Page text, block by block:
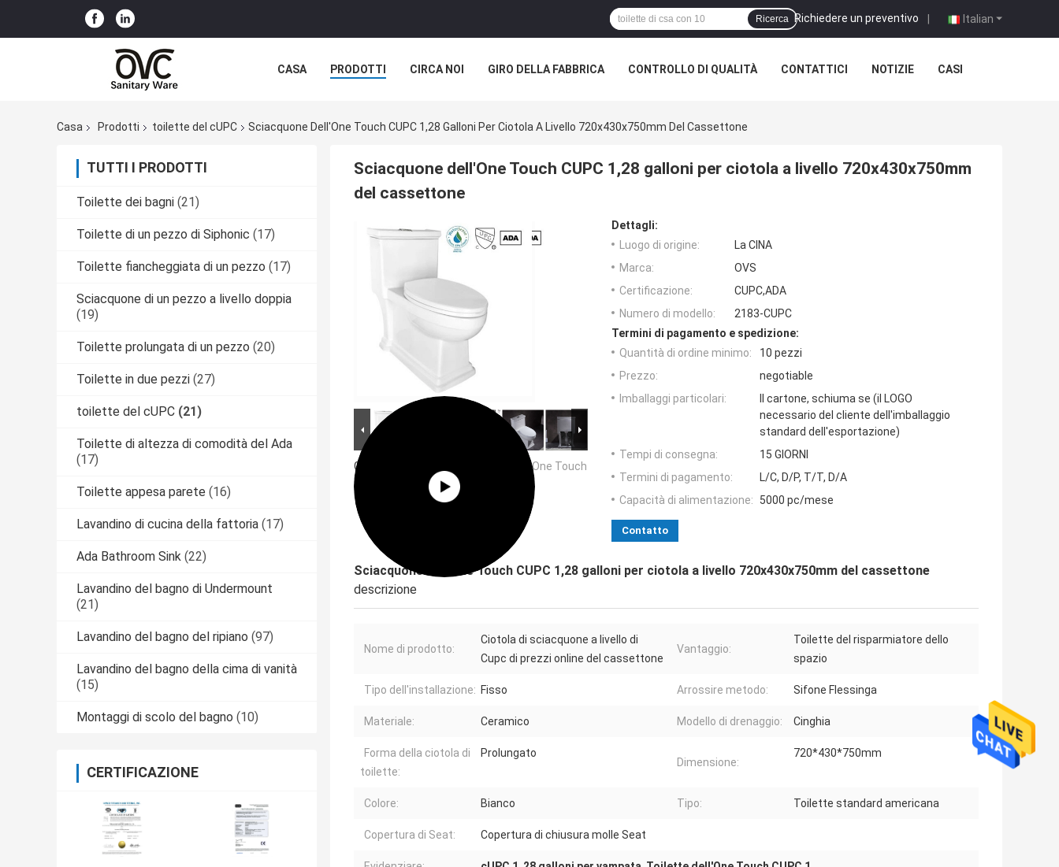
Italian
Richiedere un preventivo |
Ricerca
CASA PRODOTTI CIRCA NOI GIRO DELLA FABBRICA CONTROLLO DI QUALITÀ CONTATTICI NOTIZIE CASI
Casa Prodotti toilette del cUPC Sciacquone Dell'One Touch CUPC 1,28 Galloni Per Ciotola A Livello 720x430x750mm Del Cassettone
TUTTI I PRODOTTI
Toilette dei bagni (21)
Toilette di un pezzo di Siphonic (17)
Toilette fiancheggiata di un pezzo (17)
Sciacquone di un pezzo a livello doppia
(19)
Toilette prolungata di un pezzo (20)
Toilette in due pezzi (27)
toilette del cUPC (21)
Toilette di altezza di comodità del Ada
(17)
Toilette appesa parete (16)
Lavandino di cucina della fattoria (17)
Ada Bathroom Sink (22)
Lavandino del bagno di Undermount
(21)
Lavandino del bagno del ripiano (97)
Lavandino del bagno della cima di vanità
(15)
Montaggi di scolo del bagno (10)
CERTIFICAZIONE
Sciacquone dell'One Touch CUPC 1,28 galloni per ciotola a livello 720x430x750mm
del cassettone
Grande immagine :
Sciacquone dell'One Touch
CUPC 1,28 galloni per ciotola a livello
720x430x750mm del cassettone
Dettagli:
Luogo di origine:
La CINA
Marca:
OVS
Certificazione:
CUPC,ADA
Numero di modello:
2183-CUPC
Termini di pagamento e spedizione:
Quantità di ordine minimo:
10 pezzi
Prezzo:
negotiable
Imballaggi particolari:
Il cartone, schiuma se (il LOGO
necessario del cliente dell'imballaggio
standard dell'esportazione)
Tempi di consegna:
15 GIORNI
Termini di pagamento:
L/C, D/P, T/T, D/A
Capacità di alimentazione:
5000 pc/mese
Contatto
Sciacquone dell'One Touch CUPC 1,28 galloni per ciotola a livello 720x430x750mm del cassettone
descrizione
Nome di prodotto:
Ciotola di sciacquone a livello di
Cupc di prezzi online del cassettone
Vantaggio:
Toilette del risparmiatore dello
spazio
Tipo dell'installazione: Fisso Arrossire metodo: Sifone Flessinga
Materiale: Ceramico Modello di drenaggio: Cinghia
Forma della ciotola di
toilette:
Prolungato
Dimensione:
720*430*750mm
Colore: Bianco Tipo: Toilette standard americana
Copertura di Seat: Copertura di chiusura molle Seat